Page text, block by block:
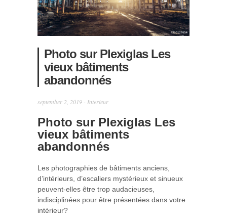
Photo sur Plexiglas Les
vieux bâtiments
abandonnés
september 2, 2019 - Interieur
Photo sur Plexiglas Les
vieux bâtiments
abandonnés
Les photographies de bâtiments anciens,
d’intérieurs, d’escaliers mystérieux et sinueux
peuvent-elles être trop audacieuses,
indisciplinées pour être présentées dans votre
intérieur?